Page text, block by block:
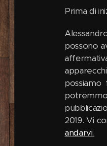
Prima di
possono
possiamo
2019. Vi
andarvi.